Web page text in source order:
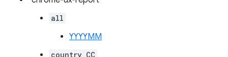
all
YYYYMM
country_CC